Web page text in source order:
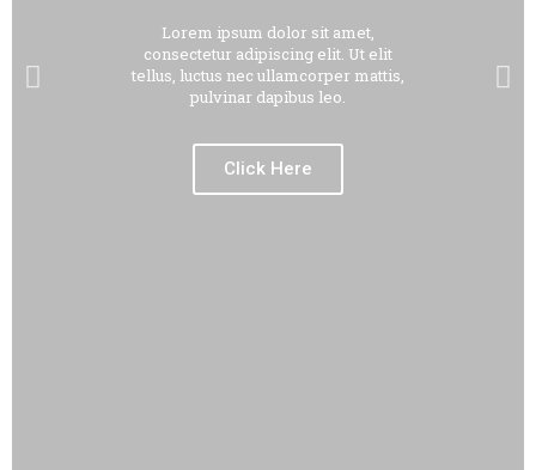
Lorem ipsum dolor sit amet,
consectetur adipiscing elit. Ut elit
tellus, luctus nec ullamcorper mattis,
pulvinar dapibus leo.
Click Here